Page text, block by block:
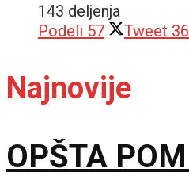
143 deljenja
Podeli 57 Tweet 36
Najnovije
OPŠTA